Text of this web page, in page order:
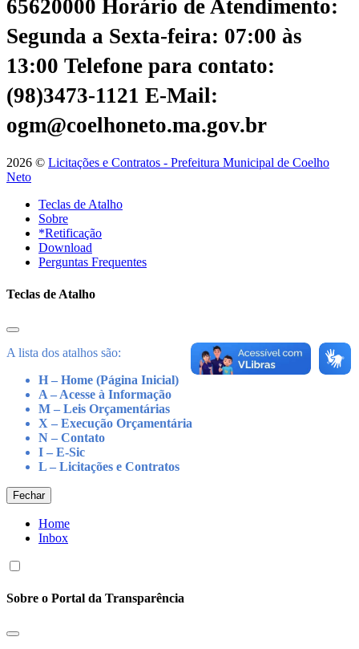
65620000 Horário de Atendimento:
Segunda a Sexta-feira: 07:00 às
13:00 Telefone para contato:
(98)3473-1121 E-Mail:
ogm@coelhoneto.ma.gov.br
2026 © Licitações e Contratos - Prefeitura Municipal de Coelho
Neto
Teclas de Atalho
Sobre
*Retificação
Download
Perguntas Frequentes
Teclas de Atalho
A lista dos atalhos são:
H – Home (Página Inicial)
A – Acesse à Informação
M – Leis Orçamentárias
X – Execução Orçamentária
N – Contato
I – E-Sic
L – Licitações e Contratos
Fechar
Home
Inbox
Sobre o Portal da Transparência